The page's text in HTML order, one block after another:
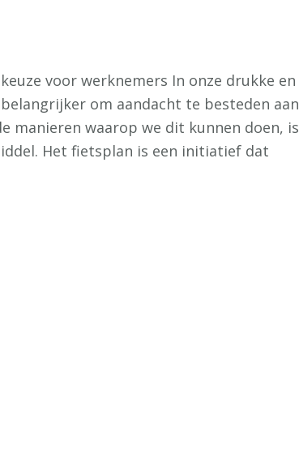
voor werknemers In onze drukke en
om aandacht te besteden aan
manieren waarop we dit kunnen doen, is
Het fietsplan is een initiatief dat